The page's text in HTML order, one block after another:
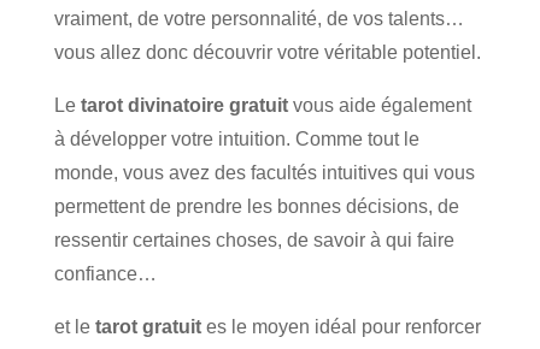
vraiment, de votre personnalité, de vos talents…
vous allez donc découvrir votre véritable potentiel.
Le tarot divinatoire gratuitvous aide également
à développer votre intuition. Comme tout le
monde, vous avez des facultés intuitives qui vous
permettent de prendre les bonnes décisions, de
ressentir certaines choses, de savoir à qui faire
confiance…
et le tarot gratuit es le moyen idéal pour renforcer